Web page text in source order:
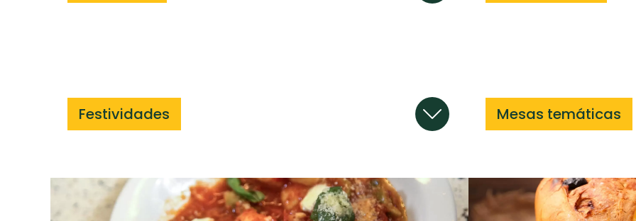
Festividades Mesas temáticas